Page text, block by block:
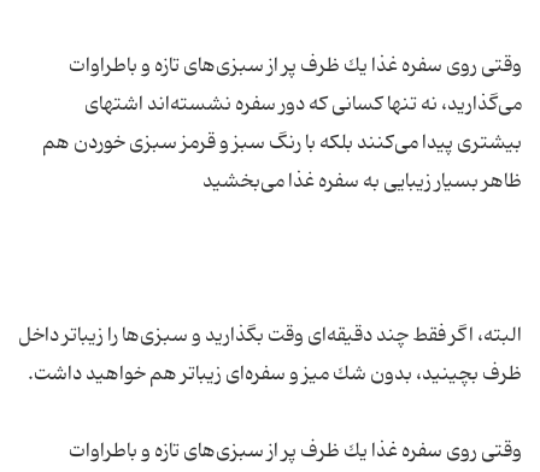
وقتی روی سفره غذا یك ظرف پر از سبزی‌های تازه و باطراوات
می‌گذارید، نه تنها كسانی كه دور سفره نشسته‌اند اشتهای
بیشتری پیدا می‌كنند بلكه با رنگ سبز و قرمز سبزی خوردن هم
البته، اگر فقط چند دقیقه‌ای وقت بگذارید و سبزی‌ها را زیباتر داخل
وقتی روی سفره غذا یك ظرف پر از سبزی‌های تازه و باطراوات